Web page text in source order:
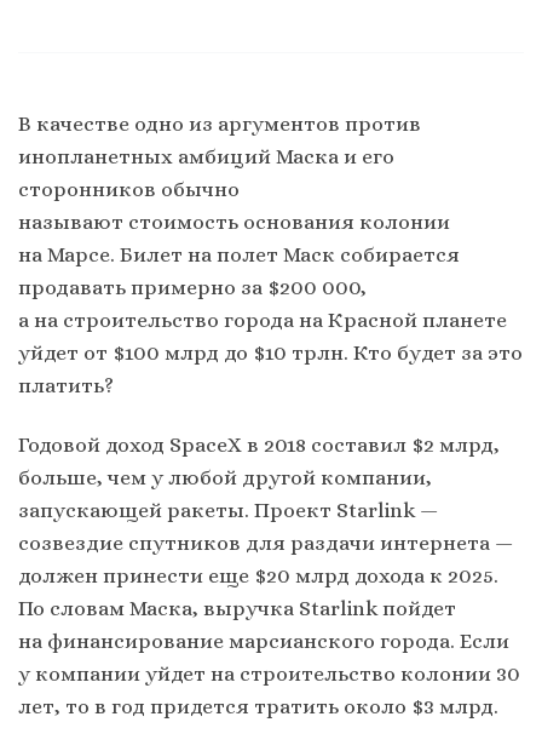
В качестве одно из аргументов против
инопланетных амбиций Маска и его
сторонников обычно
называют стоимость основания колонии
на Марсе. Билет на полет Маск собирается
продавать примерно за $200 000,
а на строительство города на Красной планете
уйдет от $100 млрд до $10 трлн. Кто будет за это
платить?
Годовой доход SpaceX в 2018 составил $2 млрд,
больше, чем у любой другой компании,
запускающей ракеты. Проект Starlink —
созвездие спутников для раздачи интернета —
должен принести еще $20 млрд дохода к 2025.
По словам Маска, выручка Starlink пойдет
на финансирование марсианского города. Если
у компании уйдет на строительство колонии 30
лет, то в год придется тратить около $3 млрд.